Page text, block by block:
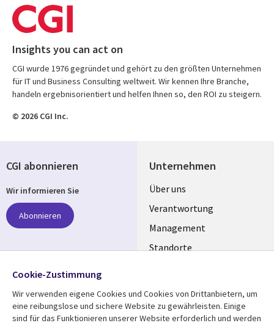
Insights you can act on
CGI wurde 1976 gegründet und gehört zu den größten Unternehmen
für IT und Business Consulting weltweit. Wir kennen Ihre Branche,
handeln ergebnisorientiert und helfen Ihnen so, den ROI zu steigern.
© 2026 CGI Inc.
Unternehmen
Useful
links
GERMANY
Über uns
Verantwortung
Management
Standorte
CGI abonnieren
Wir informieren Sie
Abonnieren
Folgen Sie uns
Social
Media
Cookie-Zustimmung
Wir verwenden eigene Cookies und Cookies von Drittanbietern, um
eine reibungslose und sichere Website zu gewährleisten. Einige
sind für das Funktionieren unserer Website erforderlich und werden